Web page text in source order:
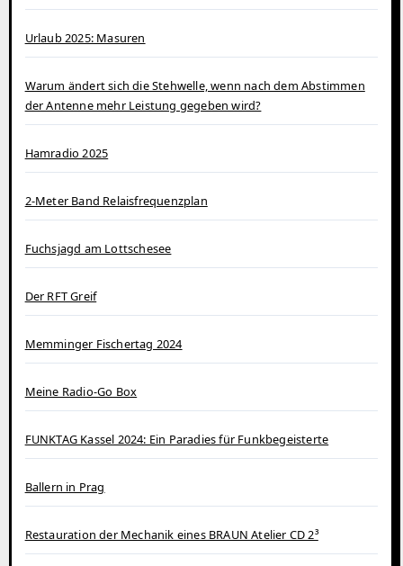
Urlaub 2025: Masuren
Warum ändert sich die Stehwelle, wenn nach dem Abstimmen
der Antenne mehr Leistung gegeben wird?
Hamradio 2025
2-Meter Band Relaisfrequenzplan
Fuchsjagd am Lottschesee
Der RFT Greif
Memminger Fischertag 2024
Meine Radio-Go Box
FUNKTAG Kassel 2024: Ein Paradies für Funkbegeisterte
Ballern in Prag
Restauration der Mechanik eines BRAUN Atelier CD 2³